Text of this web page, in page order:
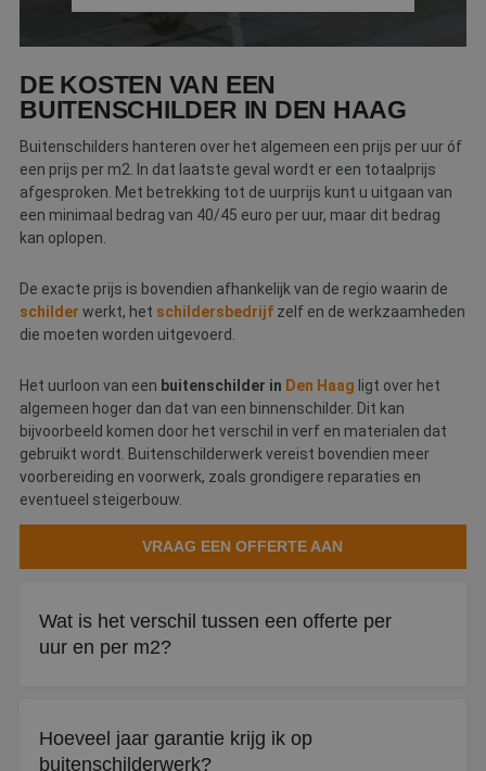
DE KOSTEN VAN EEN
BUITENSCHILDER IN DEN HAAG
Buitenschilders hanteren over het algemeen een prijs per uur óf
een prijs per m2. In dat laatste geval wordt er een totaalprijs
afgesproken. Met betrekking tot de uurprijs kunt u uitgaan van
een minimaal bedrag van 40/45 euro per uur, maar dit bedrag
kan oplopen.
De exacte prijs is bovendien afhankelijk van de regio waarin de
schilder werkt, het schildersbedrijf zelf en de werkzaamheden
die moeten worden uitgevoerd.
Het uurloon van een buitenschilder in Den Haag ligt over het
algemeen hoger dan dat van een binnenschilder. Dit kan
bijvoorbeeld komen door het verschil in verf en materialen dat
gebruikt wordt. Buitenschilderwerk vereist bovendien meer
voorbereiding en voorwerk, zoals grondigere reparaties en
eventueel steigerbouw.
VRAAG EEN OFFERTE AAN
Wat is het verschil tussen een offerte per
uur en per m2?
afgesproken. Een vaste prijs per m2 geeft overigens meer
zekerheid over de totale kosten.
Hoeveel jaar garantie krijg ik op
buitenschilderwerk?